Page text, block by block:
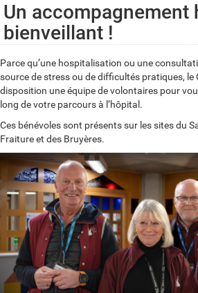
Un accompagnement
bienveillant !
Parce qu’une hospitalisation ou une
source de stress ou de difficultés pratiques, le
disposition une équipe de volontaires pour
long de votre parcours à l’hôpital.
Ces bénévoles sont présents sur les sites du
Fraiture et des Bruyères.